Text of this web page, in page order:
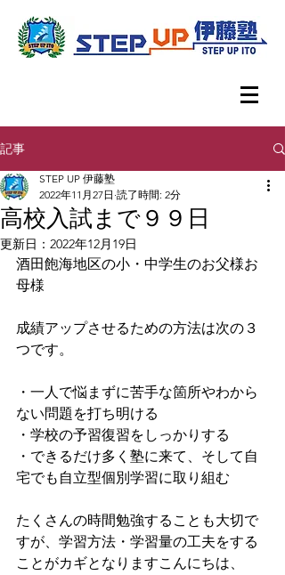
記事
高校入試まで９９日
STEP UP 伊藤塾
2022年11月27日 読了時間: 2分
更新日： 2022年12月19日
酒田飽海地区の小・中学生のお父様お
母様
成績アップさせるための方法は次の３
つです。
・一人で悩まずに苦手な箇所やわから
ない問題を打ち明ける
・学校の予習復習をしっかりする
・できるだけ多く塾に来て、そして自
宅でも自立型個別学習に取り組む
たくさんの時間勉強することも大切で
すが、学習方法・学習量の工夫をする
ことがカギとなりますこんにちは、